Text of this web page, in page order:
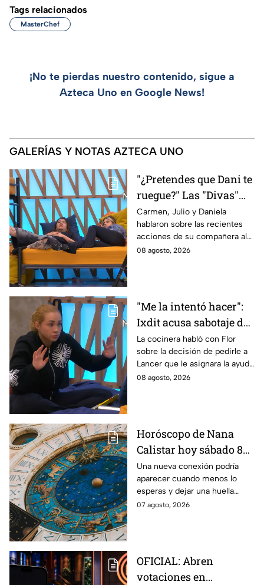
Tags relacionados
MasterChef
¡No te pierdas nuestro contenido, sigue a
Azteca Uno en Google News!
GALERÍAS Y NOTAS AZTECA UNO
"¿Pretendes que Dani te
ruegue?" Las "Divas"
lamentan el
comportamiento de
Michelle en MasterChef
24/7
Carmen, Julio y Daniela
hablaron sobre las recientes
acciones de su compañera al
interior del Mundo MasterChef
08 agosto, 2026
"Me la intentó hacer":
Ixdit acusa sabotaje de
Ramahá en la pasada
gala de salvación de
MasterChef 24/7
La cocinera habló con Flor
sobre la decisión de pedirle a
Lancer que le asignara la ayuda
de Ramahá y no la de Daniela
08 agosto, 2026
Horóscopo de Nana
Calistar hoy sábado 8
de agosto del 2026 para
cada signo; una
conexión inesperada
podría transformar tus
Una nueva conexión podría
aparecer cuando menos lo
esperas y dejar una huella
importante.
07 agosto, 2026
OFICIAL: Abren
votaciones en